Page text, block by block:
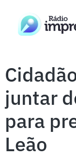
juntar
para
Leão